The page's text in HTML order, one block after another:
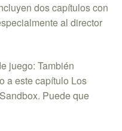
dos capítulos con
al director
juego: También
a este capítulo Los
Puede que